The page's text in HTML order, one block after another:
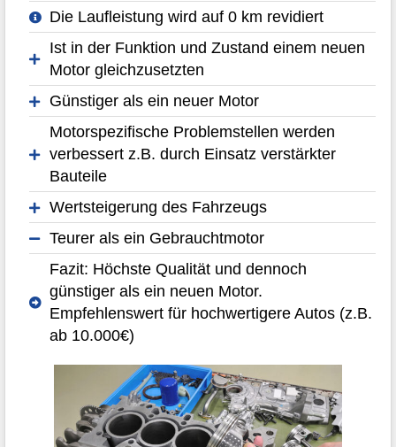
Die Laufleistung wird auf 0 km revidiert
Ist in der Funktion und Zustand einem neuen
Motor gleichzusetzten
Günstiger als ein neuer Motor
Motorspezifische Problemstellen werden
verbessert z.B. durch Einsatz verstärkter
Bauteile
Wertsteigerung des Fahrzeugs
Teurer als ein Gebrauchtmotor
Fazit: Höchste Qualität und dennoch
günstiger als ein neuen Motor.
Empfehlenswert für hochwertigere Autos (z.B.
ab 10.000€)